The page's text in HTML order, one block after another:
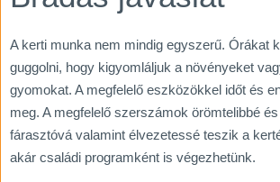
A kerti munka nem mindig egyszerű. Órákat
guggolni, hogy kigyomláljuk a növényeket
gyomokat. A megfelelő eszközökkel időt és
meg. A megfelelő szerszámok örömtelibbé
fárasztóvá valamint élvezetessé teszik a
akár családi programként is végezhetünk.